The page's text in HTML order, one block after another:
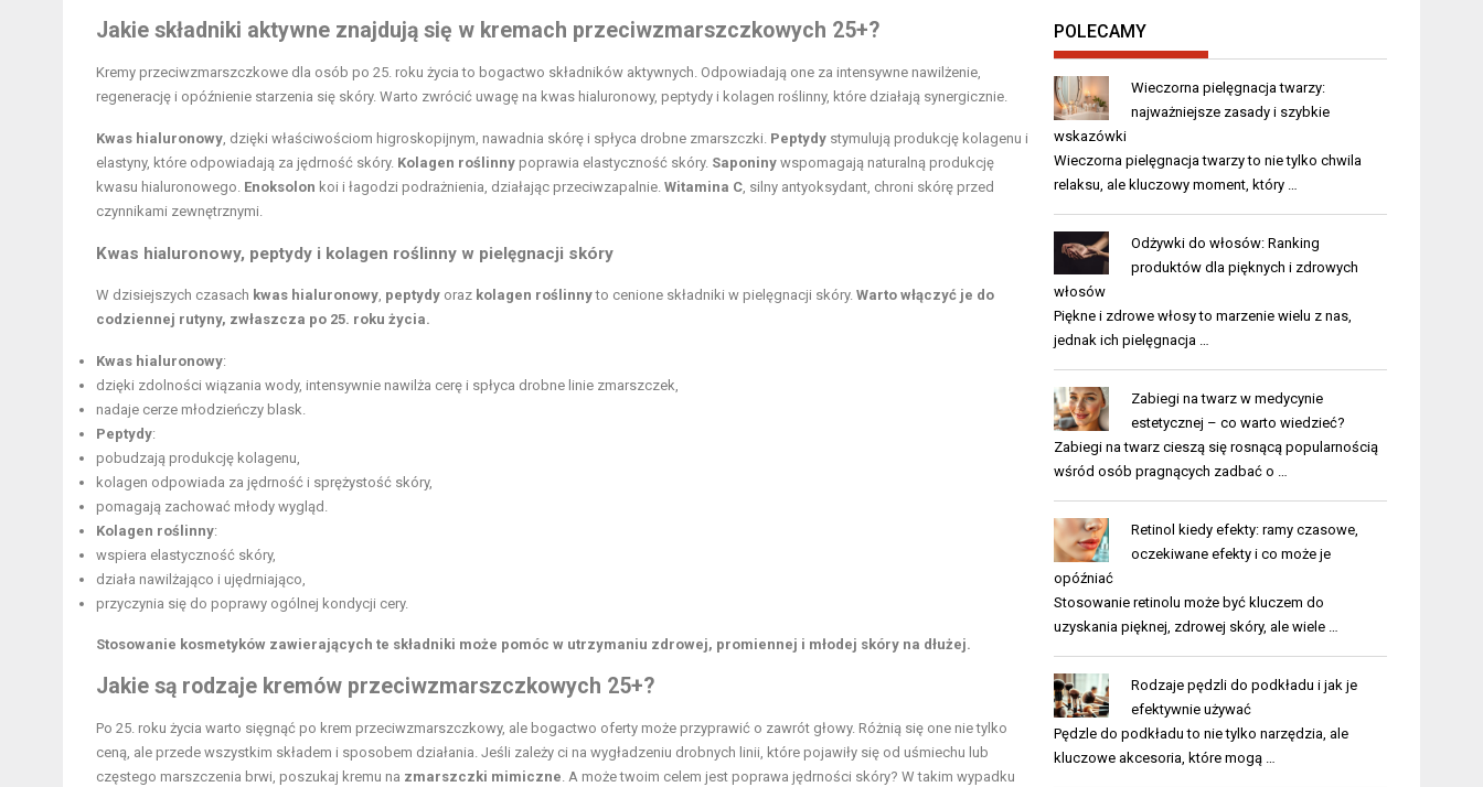
Jakie składniki aktywne znajdują się w kremach przeciwzmarszczkowych 25+?
Kremy przeciwzmarszczkowe dla osób po 25. roku życia to bogactwo składników aktywnych. Odpowiadają one za intensywne nawilżenie,
regenerację i opóźnienie starzenia się skóry. Warto zwrócić uwagę na kwas hialuronowy, peptydy i kolagen roślinny, które działają synergicznie.
Kwas hialuronowy, dzięki właściwościom higroskopijnym, nawadnia skórę i spłyca drobne zmarszczki. Peptydy stymulują produkcję kolagenu i
elastyny, które odpowiadają za jędrność skóry. Kolagen roślinny poprawia elastyczność skóry. Saponiny wspomagają naturalną produkcję
kwasu hialuronowego. Enoksolon koi i łagodzi podrażnienia, działając przeciwzapalnie. Witamina C, silny antyoksydant, chroni skórę przed
czynnikami zewnętrznymi.
Kwas hialuronowy, peptydy i kolagen roślinny w pielęgnacji skóry
W dzisiejszych czasach kwas hialuronowy, peptydy oraz kolagen roślinnyto cenione składniki w pielęgnacji skóry. Warto włączyć je do
codziennej rutyny, zwłaszcza po 25. roku życia.
Kwas hialuronowy:
dzięki zdolności wiązania wody, intensywnie nawilża cerę i spłyca drobne linie zmarszczek,
nadaje cerze młodzieńczy blask.
Peptydy:
pobudzają produkcję kolagenu,
kolagen odpowiada za jędrność i sprężystość skóry,
pomagają zachować młody wygląd.
Kolagen roślinny:
wspiera elastyczność skóry,
działa nawilżająco i ujędrniająco,
przyczynia się do poprawy ogólnej kondycji cery.
Stosowanie kosmetyków zawierających te składniki może pomóc w utrzymaniu zdrowej, promiennej i młodej skóry na dłużej.
Jakie są rodzaje kremów przeciwzmarszczkowych 25+?
Po 25. roku życia warto sięgnąć po krem przeciwzmarszczkowy, ale bogactwo oferty może przyprawić o zawrót głowy. Różnią się one nie tylko
ceną, ale przede wszystkim składem i sposobem działania. Jeśli zależy ci na wygładzeniu drobnych linii, które pojawiły się od uśmiechu lub
częstego marszczenia brwi, poszukaj kremu na zmarszczki mimiczne. A może twoim celem jest poprawa jędrności skóry? W takim wypadku
POLECAMY
Wieczorna pielęgnacja twarzy:
najważniejsze zasady i szybkie
wskazówki
Wieczorna pielęgnacja twarzy to nie tylko chwila
relaksu, ale kluczowy moment, który …
Odżywki do włosów: Ranking
produktów dla pięknych i zdrowych
włosów
Piękne i zdrowe włosy to marzenie wielu z nas,
jednak ich pielęgnacja …
Zabiegi na twarz w medycynie
estetycznej – co warto wiedzieć?
Zabiegi na twarz cieszą się rosnącą popularnością
wśród osób pragnących zadbać o …
Retinol kiedy efekty: ramy czasowe,
oczekiwane efekty i co może je
opóźniać
Stosowanie retinolu może być kluczem do
uzyskania pięknej, zdrowej skóry, ale wiele …
Rodzaje pędzli do podkładu i jak je
efektywnie używać
Pędzle do podkładu to nie tylko narzędzia, ale
kluczowe akcesoria, które mogą …